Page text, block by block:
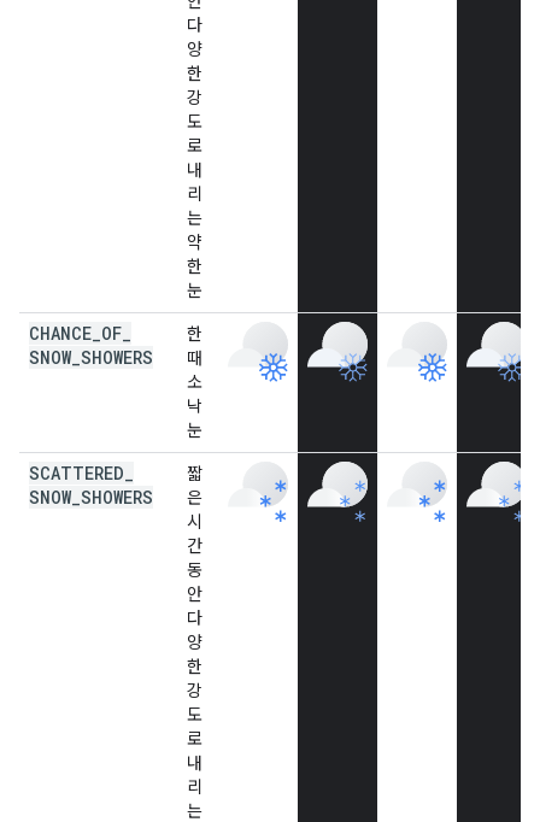
다
양
한
강
도
로
내
리
는
약
한
눈
CHANCE OF
SNOW_ SHOWERS
한
때
소
낙
눈
SCATTERED
SNOW_ SHOWERS
짧
은
시
간
동
안
다
양
한
강
도
로
내
리
는